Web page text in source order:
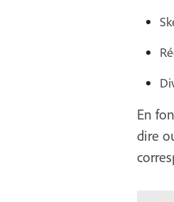
En
dire